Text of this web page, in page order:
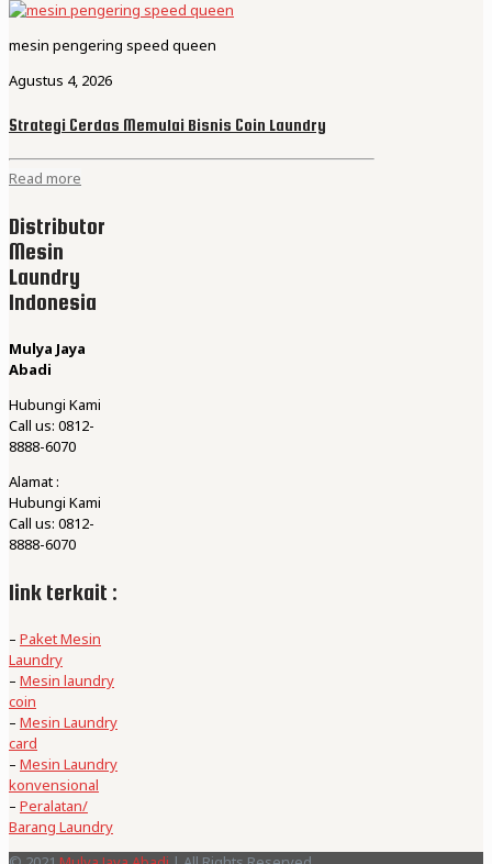
mesin pengering speed queen
Agustus 4, 2026
Strategi Cerdas Memulai Bisnis Coin Laundry
Read more
Distributor
Mesin
Laundry
Indonesia
Mulya Jaya
Abadi
Hubungi Kami
Call us: 0812-
8888-6070
Alamat :
Hubungi Kami
Call us: 0812-
8888-6070
link terkait :
– Paket Mesin
Laundry
– Mesin laundry
coin
– Mesin Laundry
card
– Mesin Laundry
konvensional
– Peralatan/
Barang Laundry